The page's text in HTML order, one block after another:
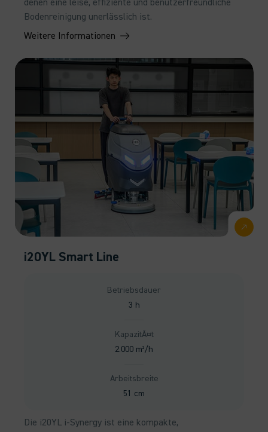
denen eine leise, effiziente und benutzerfreundliche
Bodenreinigung unerlässlich ist.
Weitere Informationen
i20YL Smart Line
Betriebsdauer
3 h
KapazitÃ¤t
2.000 m²/h
Arbeitsbreite
51 cm
Die i20YL i-Synergy ist eine kompakte,